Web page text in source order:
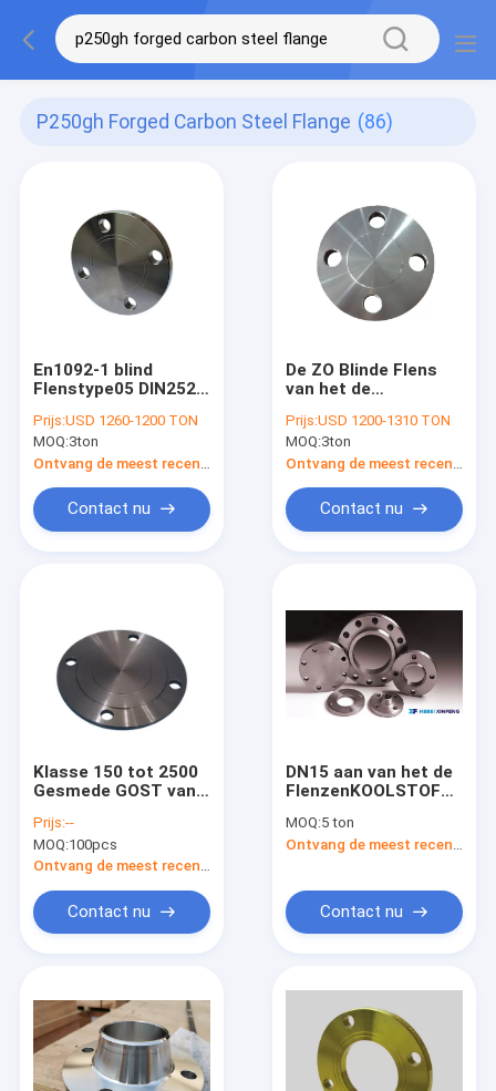
P250gh Forged Carbon Steel Flange (86)
En1092-1 blind
Flenstype05 DIN2527
Gesmeed
Koolstofstaal
P250GH P245GH
Prijs:USD 1260-1200 TON
MOQ:3ton
Contact nu
De ZO Blinde Flens
van het de
Gesmede
Koolstofstaal van
PN16 DN200
Prijs:USD 1200-1310 TON
MOQ:3ton
Contact nu
Klasse 150 tot 2500
Gesmede GOST van
Koolstofstaalflens
33259 12820 12821
12836
Prijs:--
MOQ:100pcs
Contact nu
DN15 aan van het de
FlenzenKOOLSTOFSTAAL
Blinde de FLENSdruk
PN06 PN100
MOQ:5 ton
Contact nu